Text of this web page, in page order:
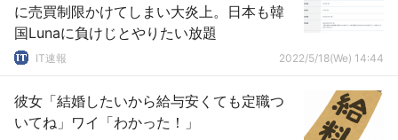
に売買制限かけてしまい大炎上。日本も韓
国Lunaに負けじとやりたい放題
IT速報 2022/5/18(We) 14:44
彼女「結婚したいから給与安くても定職つ
いてね」ワイ「わかった！」